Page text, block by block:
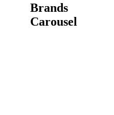
Brands
Carousel